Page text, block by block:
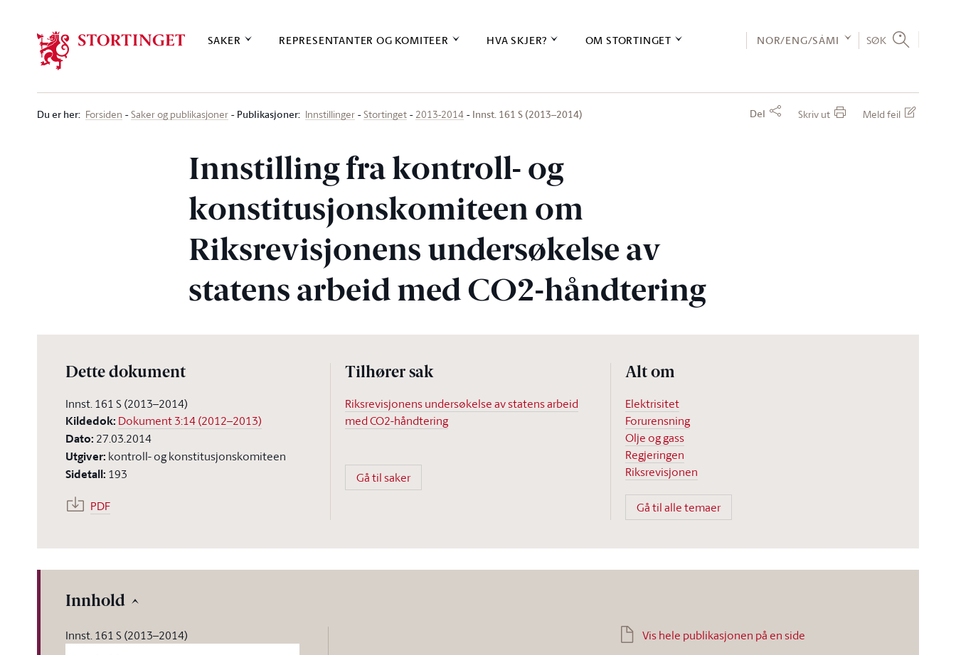
SAKER REPRESENTANTER OG KOMITEER HVA SKJER? OM STORTINGET NOR/ENG/SÁMI SØK
Du er her: Forsiden Saker og publikasjoner Publikasjoner: Innstillinger Stortinget 2013-2014 Innst. 161 S (2013–2014) Del Skriv ut Meld feil
Innstilling fra kontroll- og
konstitusjonskomiteen om
Riksrevisjonens undersøkelse av
statens arbeid med CO2-håndtering
Dette dokument
Innst. 161 S (2013–2014)
Kildedok: Dokument 3:14 (2012–2013)
Dato: 27.03.2014
Utgiver: kontroll- og konstitusjonskomiteen
Sidetall: 193
PDF
Tilhører sak
Riksrevisjonens undersøkelse av statens arbeid
med CO2-håndtering
Gå til saker
Alt om
Elektrisitet
Forurensning
Olje og gass
Regjeringen
Riksrevisjonen
Gå til alle temaer
Innhold
Innst. 161 S (2013–2014) Vis hele publikasjonen på en side